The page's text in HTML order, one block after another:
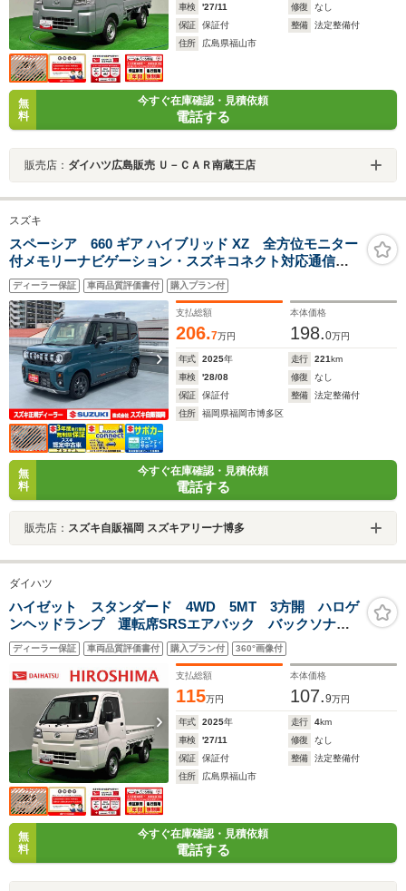
車検
'27/11 修復
なし
保証
保証付 整備
法定整備付
住所
広島県福山市
無
料
今すぐ在庫確認・見積依頼
電話する
販売店： ダイハツ広島販売 Ｕ－ＣＡＲ南蔵王店
スズキ
スペーシア 660 ギア ハイブリッド XZ 全方位モニター
付メモリーナビゲーション・スズキコネクト対応通信機
装着車 デュアルセンサーブレーキサポートII LEDヘッド
ランプ ヘッドアップディスプレイ
ディーラー保証 車両品質評価書付 購入プラン付
支払総額
206.7万円
本体価格
198.0万円
年式 2025年 走行 221km
車検
'28/08 修復
なし
保証
保証付 整備
法定整備付
住所
福岡県福岡市博多区
無
料
今すぐ在庫確認・見積依頼
電話する
販売店： スズキ自販福岡 スズキアリーナ博多
ダイハツ
ハイゼット スタンダード 4WD 5MT 3方開 ハロゲ
ンヘッドランプ 運転席SRSエアバック バックソナ
ー 電動式パワーステアリング AM/FMラジオ マニュ
アルエアコン
ディーラー保証 車両品質評価書付 購入プラン付 360°画像付
支払総額
115万円
本体価格
107.9万円
年式 2025年 走行 4km
車検
'27/11 修復
なし
保証
保証付 整備
法定整備付
住所
広島県福山市
無
料
今すぐ在庫確認・見積依頼
電話する